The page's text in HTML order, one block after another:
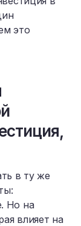
это
в ту же
Но на
влияет на